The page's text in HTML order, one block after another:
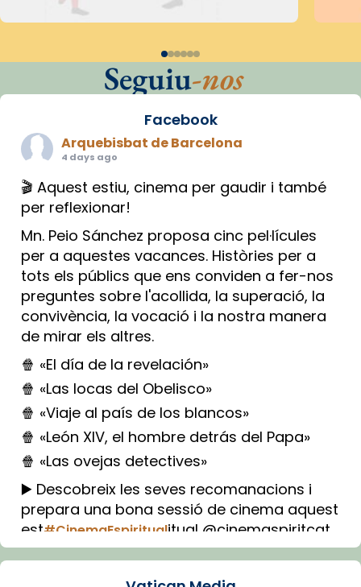
Seguiu-nos
Facebook
Arquebisbat de Barcelona
4 days ago
🎬 Aquest estiu, cinema per gaudir i també
per reflexionar!
Mn. Peio Sánchez proposa cinc pel·lícules
per a aquestes vacances. Històries per a
tots els públics que ens conviden a fer-nos
preguntes sobre l'acollida, la superació, la
convivència, la vocació i la nostra manera
de mirar els altres.
🍿 «El día de la revelación»
🍿 «Las locas del Obelisco»
🍿 «Viaje al país de los blancos»
🍿 «León XIV, el hombre detrás del Papa»
🍿 «Las ovejas detectives»
▶️ Descobreix les seves recomanacions i
prepara una bona sessió de cinema aquest
est#CinemaEspiritualitual @cinemaspiritcat
Imatge: Generada amb IA (OpenAI)